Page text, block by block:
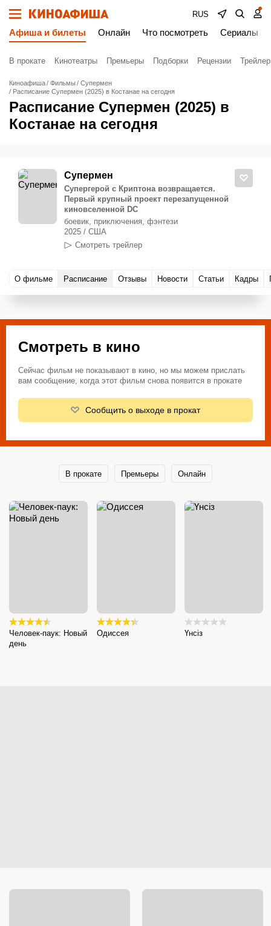
RUS
Афиша и билеты Онлайн Что посмотреть Сериалы
В прокате Кинотеатры Премьеры Подборки Рецензии
Киноафиша Фильмы
Супермен
Расписание Супермен (2025) в Костанае на сегодня
Расписание Супермен (2025) в
Костанае на сегодня
Супермен
Супергерой с Криптона возвращается.
Первый крупный проект перезапущенной
киновселенной DC
боевик, приключения, фэнтези
2025 / США
Смотреть трейлер
О фильме Расписание Отзывы Новости Статьи Кадры
Смотреть в кино
Сейчас фильм не показывают в кино, но мы можем прислать
вам сообщение, когда этот фильм снова появится в прокате
Сообщить о выходе в прокат
В прокате Премьеры Онлайн
Человек-паук: Новый
день
Одиссея Үнсіз